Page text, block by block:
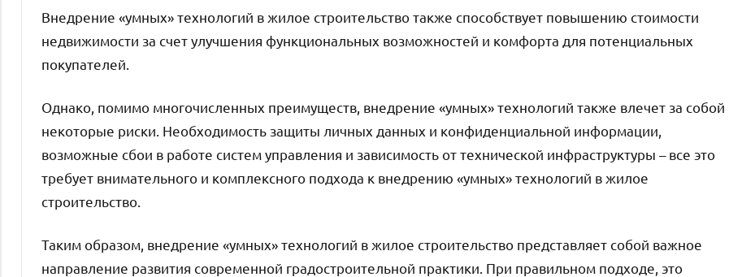
Внедрение «умных» технологий в жилое строительство также способствует повышению стоимости
недвижимости за счет улучшения функциональных возможностей и комфорта для потенциальных
покупателей.
Однако, помимо многочисленных преимуществ, внедрение «умных» технологий также влечет за собой
некоторые риски. Необходимость защиты личных данных и конфиденциальной информации,
возможные сбои в работе систем управления и зависимость от технической инфраструктуры – все это
требует внимательного и комплексного подхода к внедрению «умных» технологий в жилое
строительство.
Таким образом, внедрение «умных» технологий в жилое строительство представляет собой важное
направление развития современной градостроительной практики. При правильном подходе, это